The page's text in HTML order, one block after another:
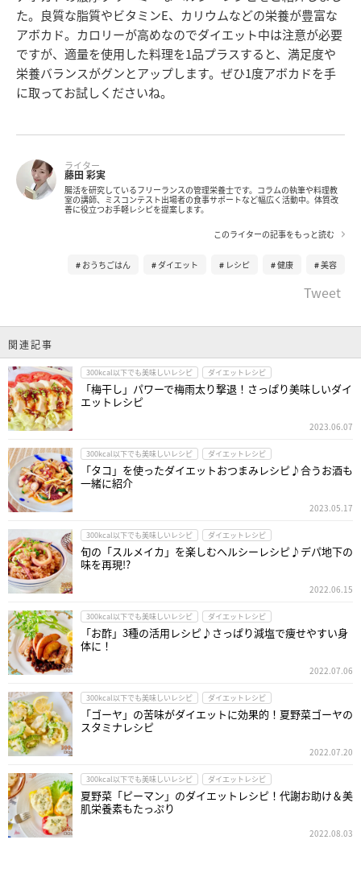
た。良質な脂質やビタミンE、カリウムなどの栄養が豊富な
アボカド。カロリーが高めなのでダイエット中は注意が必要
ですが、適量を使用した料理を1品プラスすると、満足度や
栄養バランスがグンとアップします。ぜひ1度アボカドを手
に取ってお試しくださいね。
ライター
藤田 彩実
腸活を研究しているフリーランスの管理栄養士です。コラムの執筆や料理教
室の講師、ミスコンテスト出場者の食事サポートなど幅広く活動中。体質改
善に役立つお手軽レシピを提案します。
このライターの記事をもっと読む
おうちごはん ダイエット レシピ 健康 美容
Tweet
関連記事
300kcal以下でも美味しいレシピ ダイエットレシピ
「梅干し」パワーで梅雨太り撃退！さっぱり美味しいダイ
エットレシピ
2023.06.07
300kcal以下でも美味しいレシピ ダイエットレシピ
「タコ」を使ったダイエットおつまみレシピ♪合うお酒も
一緒に紹介
2023.05.17
300kcal以下でも美味しいレシピ ダイエットレシピ
旬の「スルメイカ」を楽しむヘルシーレシピ♪デパ地下の
味を再現!?
2022.06.15
300kcal以下でも美味しいレシピ ダイエットレシピ
「お酢」3種の活用レシピ♪さっぱり減塩で痩せやすい身
体に！
2022.07.06
300kcal以下でも美味しいレシピ ダイエットレシピ
「ゴーヤ」の苦味がダイエットに効果的！夏野菜ゴーヤの
スタミナレシピ
2022.07.20
300kcal以下でも美味しいレシピ ダイエットレシピ
夏野菜「ピーマン」のダイエットレシピ！代謝お助け＆美
肌栄養素もたっぷり
2022.08.03